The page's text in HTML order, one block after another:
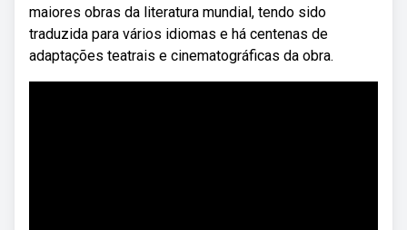
maiores obras da literatura mundial, tendo sido
traduzida para vários idiomas e há centenas de
adaptações teatrais e cinematográficas da obra.